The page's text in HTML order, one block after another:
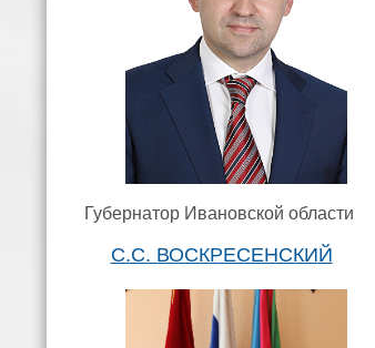
Губернатор Ивановской области
С.С. ВОСКРЕСЕНСКИЙ